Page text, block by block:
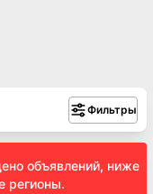
Фильтры
объявлений, ниже
регионы.